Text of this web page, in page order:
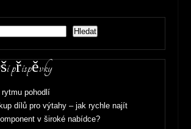
Hledat
příspěvky
rytmu pohodlí
dílů pro výtahy – jak rychle najít
v široké nabídce?